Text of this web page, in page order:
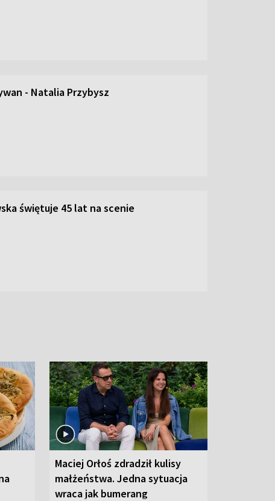
- Natalia Przybysz
świętuje 45 lat na scenie
Maciej Orłoś zdradził kulisy
małżeństwa. Jedna sytuacja
wraca jak bumerang